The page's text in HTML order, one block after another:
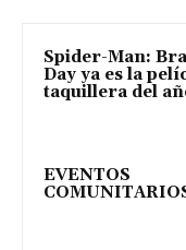
Spider-Man:
Day ya es la
taquillera del
EVENTOS